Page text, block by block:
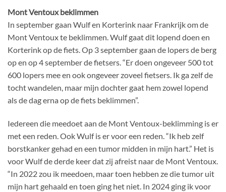
Mont Ventoux beklimmen
In september gaan Wulf en Korterink naar Frankrijk om de
Mont Ventoux te beklimmen. Wulf gaat dit lopend doen en
Korterink op de fiets. Op 3 september gaan de lopers de berg
op en op 4 september de fietsers. “Er doen ongeveer 500 tot
600 lopers mee en ook ongeveer zoveel fietsers. Ik ga zelf de
tocht wandelen, maar mijn dochter gaat hem zowel lopend
als de dag erna op de fiets beklimmen”.
Iedereen die meedoet aan de Mont Ventoux-beklimming is er
met een reden. Ook Wulf is er voor een reden. “Ik heb zelf
borstkanker gehad en een tumor midden in mijn hart.” Het is
voor Wulf de derde keer dat zij afreist naar de Mont Ventoux.
“In 2022 zou ik meedoen, maar toen hebben ze die tumor uit
mijn hart gehaald en toen ging het niet. In 2024 ging ik voor